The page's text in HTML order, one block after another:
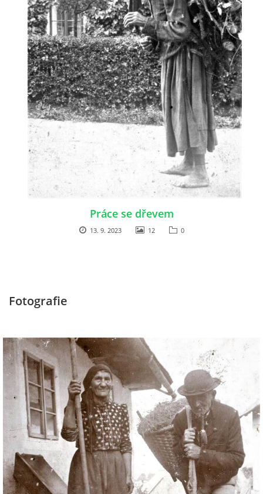
Práce se dřevem
13. 9. 2023 12 0
Fotografie